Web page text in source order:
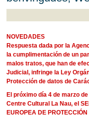
NOVEDADES
Respuesta dada por la
la cumplimentación de un
malos tratos, que han de
Judicial, infringe la Ley
Protección de datos de
El próximo día 4 de marzo
Centre Cultural La Nau, el
EUROPEA DE